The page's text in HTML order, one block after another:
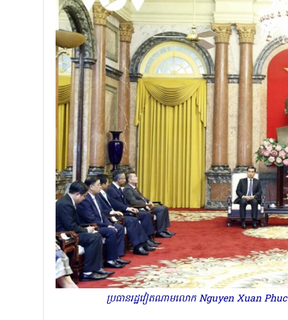
ប្រធានរដ្ឋវៀតណាមលោក Nguyen Xuan